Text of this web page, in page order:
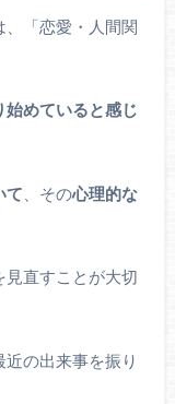
「恋愛・人間関
めていると感じ
て 、その心理的な
直すことが大切
の出来事を振り